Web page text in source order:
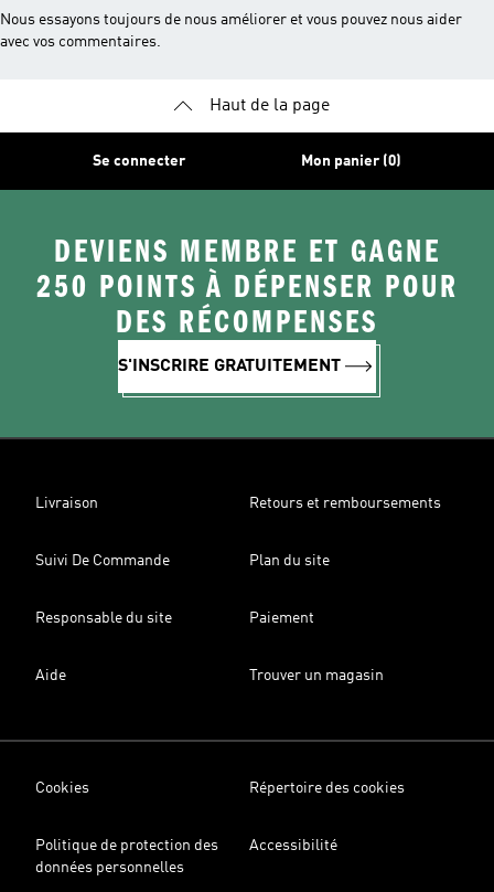
Nous essayons toujours de nous améliorer et vous pouvez nous aider
avec vos commentaires.
Haut de la page
Se connecter Mon panier (0)
DEVIENS MEMBRE ET GAGNE
250 POINTS À DÉPENSER POUR
DES RÉCOMPENSES
S'INSCRIRE GRATUITEMENT
Livraison Retours et remboursements
Suivi De Commande Plan du site
Responsable du site Paiement
Aide Trouver un magasin
Cookies Répertoire des cookies
Politique de protection des
données personnelles
Accessibilité